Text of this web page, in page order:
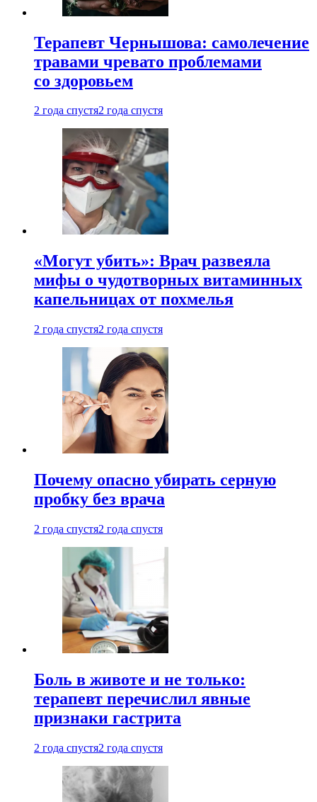
Терапевт Чернышова: самолечение
травами чревато проблемами
со здоровьем
2 года спустя2 года спустя
«Могут убить»: Врач развеяла
мифы о чудотворных витаминных
капельницах от похмелья
2 года спустя2 года спустя
Почему опасно убирать серную
пробку без врача
2 года спустя2 года спустя
Боль в животе и не только:
терапевт перечислил явные
признаки гастрита
2 года спустя2 года спустя